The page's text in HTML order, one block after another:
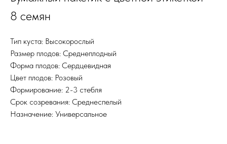
8 семян
Тип куста: Высокорослый
Размер плодов: Среднеплодный
Форма плодов: Сердцевидная
Цвет плодов: Розовый
Формирование: 2-3 стебля
Срок созревания: Среднеспелый
Назначение: Универсальное